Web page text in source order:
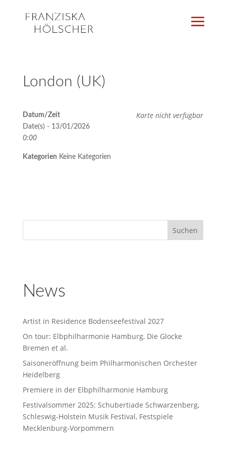
London (UK)
Karte nicht verfügbar
Datum/Zeit
Date(s) - 13/01/2026
0:00
Kategorien Keine Kategorien
News
Artist in Residence Bodenseefestival 2027
On tour: Elbphilharmonie Hamburg, Die Glocke
Bremen et al.
Saisoneröffnung beim Philharmonischen Orchester
Heidelberg
Premiere in der Elbphilharmonie Hamburg
Festivalsommer 2025: Schubertiade Schwarzenberg,
Schleswig-Holstein Musik Festival, Festspiele
Mecklenburg-Vorpommern